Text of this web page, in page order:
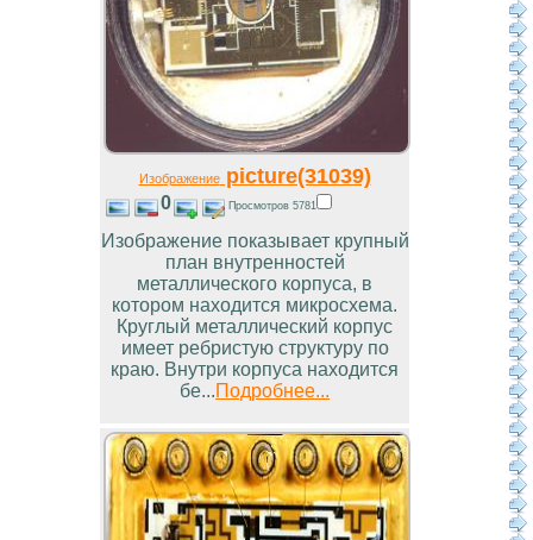
Изображениеpicture(31039)
0 Просмотров 5781
Изображение показывает крупный
план внутренностей
металлического корпуса, в
котором находится микросхема.
Круглый металлический корпус
имеет ребристую структуру по
краю. Внутри корпуса находится
бе...Подробнее...